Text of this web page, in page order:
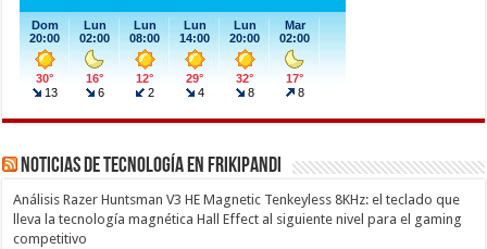
Noticias de Tecnología en Frikipandi
Análisis Razer Huntsman V3 HE Magnetic Tenkeyless 8KHz: el teclado que
lleva la tecnología magnética Hall Effect al siguiente nivel para el gaming
competitivo